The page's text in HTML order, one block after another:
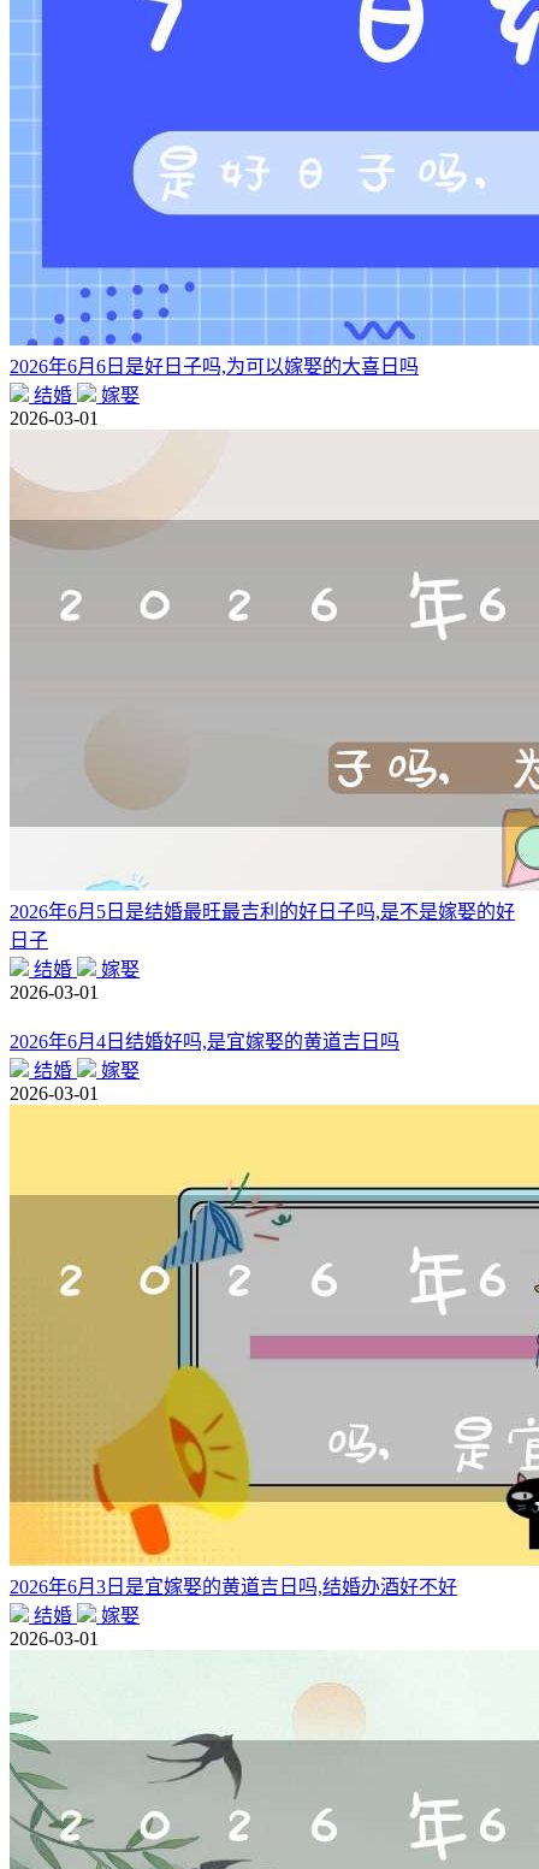
2026年6月6日是好日子吗,为可以嫁娶的大喜日吗
结婚
嫁娶
2026-03-01
2026年6月5日是结婚最旺最吉利的好日子吗,是不是嫁娶的好
日子
结婚
嫁娶
2026-03-01
2026年6月4日结婚好吗,是宜嫁娶的黄道吉日吗
结婚
嫁娶
2026-03-01
2026年6月3日是宜嫁娶的黄道吉日吗,结婚办酒好不好
结婚
嫁娶
2026-03-01